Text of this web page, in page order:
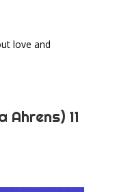
love and
11